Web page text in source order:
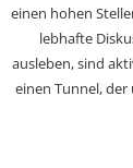
einen hohen
lebhafte
ausleben, sind
einen Tunnel,